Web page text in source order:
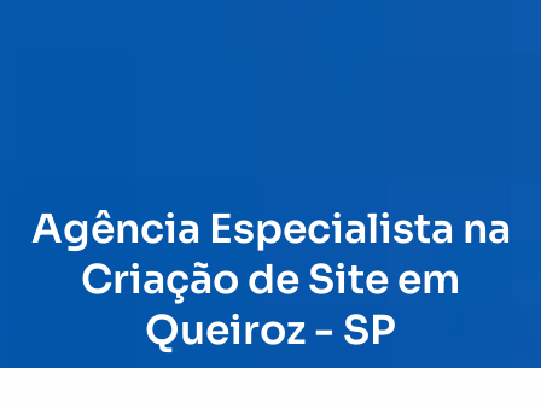
Agência Especialista na
Criação de Site em
Queiroz - SP